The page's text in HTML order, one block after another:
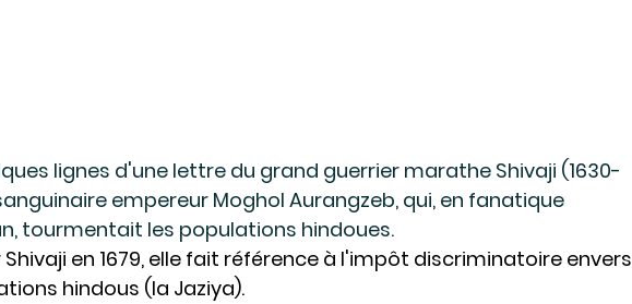
lignes d'une lettre du grand guerrier marathe Shivaji (1630-
empereur Moghol Aurangzeb, qui, en fanatique
tourmentait les populations hindoues.
Shivaji en 1679, elle fait référence à l'impôt discriminatoire envers
hindous (la Jaziya).